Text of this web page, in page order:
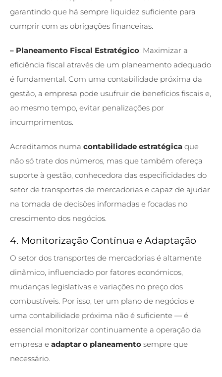
garantindo que há sempre liquidez suficiente para
cumprir com as obrigações financeiras.
– Planeamento Fiscal Estratégico: Maximizar a
eficiência fiscal através de um planeamento adequado
é fundamental. Com uma contabilidade próxima da
gestão, a empresa pode usufruir de benefícios fiscais e,
ao mesmo tempo, evitar penalizações por
incumprimentos.
Acreditamos numa contabilidade estratégica que
não só trate dos números, mas que também ofereça
suporte à gestão, conhecedora das especificidades do
setor de transportes de mercadorias e capaz de ajudar
na tomada de decisões informadas e focadas no
crescimento dos negócios.
4. Monitorização Contínua e Adaptação
O setor dos transportes de mercadorias é altamente
dinâmico, influenciado por fatores económicos,
mudanças legislativas e variações no preço dos
combustíveis. Por isso, ter um plano de negócios e
uma contabilidade próxima não é suficiente — é
essencial monitorizar continuamente a operação da
empresa e adaptar o planeamento sempre que
necessário.